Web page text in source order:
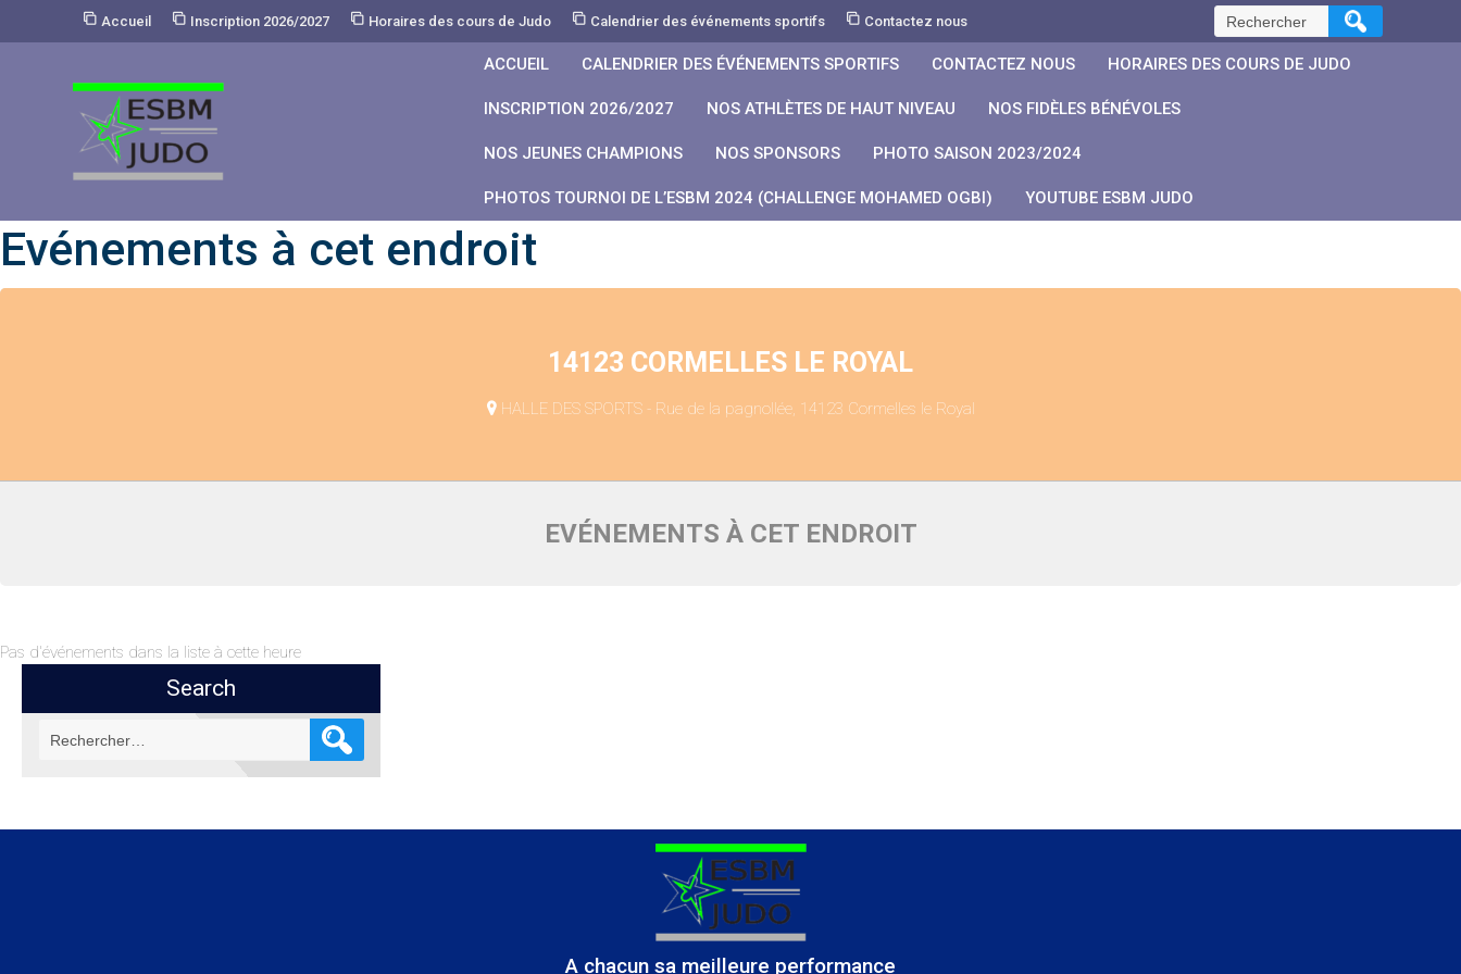
Accueil Inscription 2026/2027 Horaires des cours de Judo Calendrier des événements sportifs Contactez nous Rechercher :
ACCUEIL CALENDRIER DES ÉVÉNEMENTS SPORTIFS CONTACTEZ NOUS HORAIRES DES COURS DE JUDO
INSCRIPTION 2026/2027 NOS ATHLÈTES DE HAUT NIVEAU NOS FIDÈLES BÉNÉVOLES
NOS JEUNES CHAMPIONS NOS SPONSORS PHOTO SAISON 2023/2024
PHOTOS TOURNOI DE L’ESBM 2024 (CHALLENGE MOHAMED OGBI) YOUTUBE ESBM JUDO
Evénements à cet endroit
14123 CORMELLES LE ROYAL
HALLE DES SPORTS - Rue de la pagnollée, 14123 Cormelles le Royal
EVÉNEMENTS À CET ENDROIT
Pas d'événements dans la liste à cette heure
Search
A chacun sa meilleure performance